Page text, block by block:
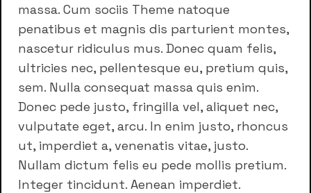
massa. Cum sociis Theme natoque
penatibus et magnis dis parturient montes,
nascetur ridiculus mus. Donec quam felis,
ultricies nec, pellentesque eu, pretium quis,
sem. Nulla consequat massa quis enim.
Donec pede justo, fringilla vel, aliquet nec,
vulputate eget, arcu. In enim justo, rhoncus
ut, imperdiet a, venenatis vitae, justo.
Nullam dictum felis eu pede mollis pretium.
Integer tincidunt. Aenean imperdiet.